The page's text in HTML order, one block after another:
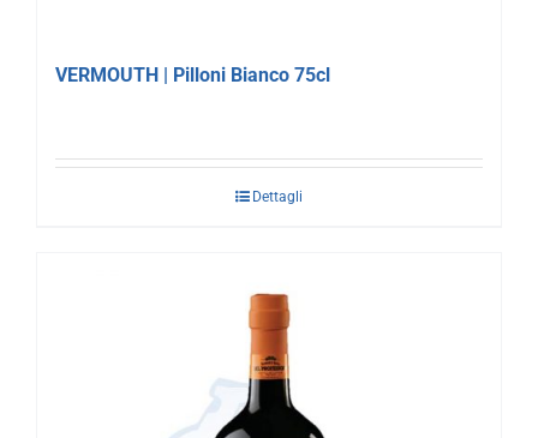
VERMOUTH | Pilloni Bianco 75cl
Dettagli